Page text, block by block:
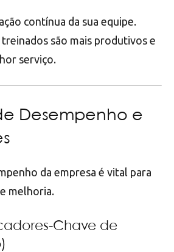
contínua da sua equipe.
são mais produtivos e
serviço.
Desempenho e
da empresa é vital para
melhoria.
Chave de